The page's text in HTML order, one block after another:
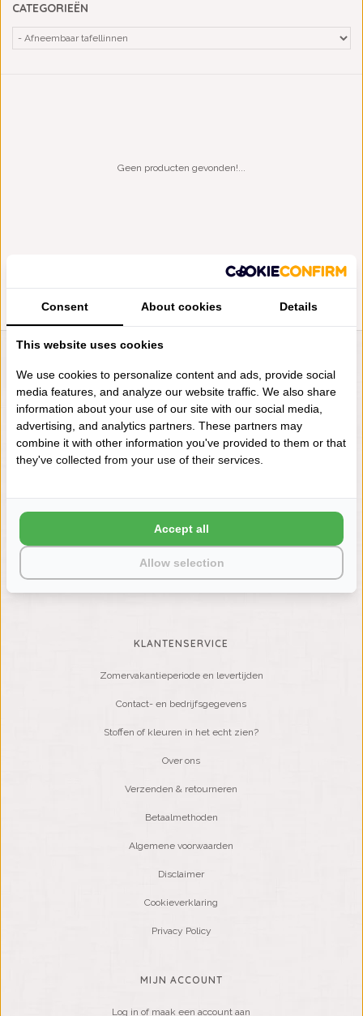
CATEGORIEËN
Geen producten gevonden!...
VRAGEN? BEL DAN
+31 (0) 575 511817
NIEUWSBRIEF
KLANTENSERVICE
Zomervakantieperiode en levertijden
Contact- en bedrijfsgegevens
Stoffen of kleuren in het echt zien?
Over ons
Verzenden & retourneren
Betaalmethoden
Algemene voorwaarden
Disclaimer
Cookieverklaring
Privacy Policy
MIJN ACCOUNT
Log in of maak een account aan
Consent About cookies Details
This website uses cookies
We use cookies to personalize content and ads, provide social
media features, and analyze our website traffic. We also share
information about your use of our site with our social media,
advertising, and analytics partners. These partners may
combine it with other information you've provided to them or that
they've collected from your use of their services.
Allow selection
Accept all